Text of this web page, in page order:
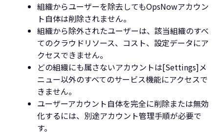
組織からユーザーを除去してもOpsNowアカウン
ト自体は削除されません。
組織から除外されたユーザーは、該当組織のすべ
てのクラウドリソース、コスト、設定データにア
クセスできません。
どの組織にも属さないアカウントは[Settings]メ
ニュー以外のすべてのサービス機能にアクセスで
きません。
ユーザーアカウント自体を完全に削除または無効
化するには、別途アカウント管理手順が必要で
す。‍